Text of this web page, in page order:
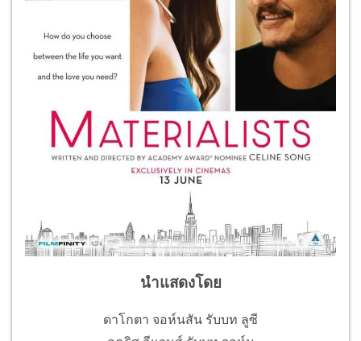
นำแสดงโดย
ดาโกตา จอห์นสัน รับบท ลูซี